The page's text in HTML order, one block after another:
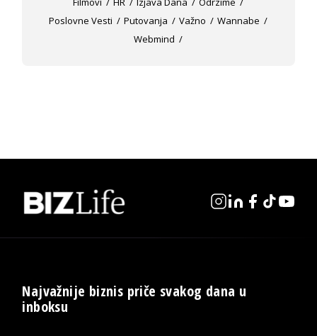
Poslovne Vesti
Putovanja Važno
Wannabe
Webmind
Najvažnije biznis priče svakog dana u
inboksu